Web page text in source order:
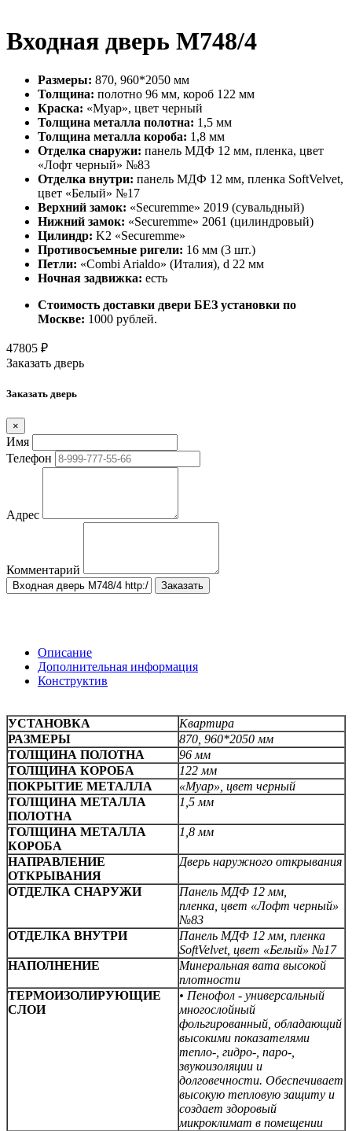
Входная дверь М748/4
Размеры: 870, 960*2050 мм
Толщина: полотно 96 мм, короб 122 мм
Краска: «Муар», цвет черный
Толщина металла полотна: 1,5 мм
Толщина металла короба: 1,8 мм
Отделка снаружи: панель МДФ 12 мм, пленка, цвет
«Лофт черный» №83
Отделка внутри: панель МДФ 12 мм, пленка SoftVelvet,
цвет «Белый» №17
Верхний замок: «Securemme» 2019 (сувальдный)
Нижний замок: «Securemme» 2061 (цилиндровый)
Цилиндр: K2 «Securemme»
Противосъемные ригели: 16 мм (3 шт.)
Петли: «Combi Arialdo» (Италия), d 22 мм
Ночная задвижка: есть
Стоимость доставки двери БЕЗ установки по
Москве: 1000 рублей.
47805 ₽
Заказать дверь
Заказать дверь
×
Имя
Телефон
Адрес
Комментарий
Заказать
Описание
Дополнительная информация
Конструктив
УСТАНОВКА
Квартира
РАЗМЕРЫ
870, 960*2050 мм
ТОЛЩИНА ПОЛОТНА
96 мм
ТОЛЩИНА КОРОБА
122 мм
ПОКРЫТИЕ МЕТАЛЛА
«Муар», цвет черный
ТОЛЩИНА МЕТАЛЛА
ПОЛОТНА
1,5 мм
ТОЛЩИНА МЕТАЛЛА
КОРОБА
1,8 мм
НАПРАВЛЕНИЕ
ОТКРЫВАНИЯ
Дверь наружного открывания
ОТДЕЛКА СНАРУЖИ
Панель МДФ 12 мм,
пленка, цвет «Лофт черный»
№83
ОТДЕЛКА ВНУТРИ
Панель МДФ 12 мм, пленка
SoftVelvet, цвет «Белый» №17
НАПОЛНЕНИЕ
Минеральная вата высокой
плотности
ТЕРМОИЗОЛИРУЮЩИЕ
СЛОИ
• Пенофол - универсальный
многослойный
фольгированный, обладающий
высокими показателями
тепло-, гидро-, паро-,
звукоизоляции и
долговечности. Обеспечивает
высокую тепловую защиту и
создает здоровый
микроклимат в помещении